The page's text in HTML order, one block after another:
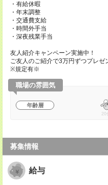
・有給休暇
・年末調整
・交通費支給
・時間外手当
・深夜残業手当
友人紹介キャンペーン実施中！
ご友人のご紹介で3万円ずつプレゼ
※規定有※
職場の雰囲気
年齢層
20
募集情報
給与